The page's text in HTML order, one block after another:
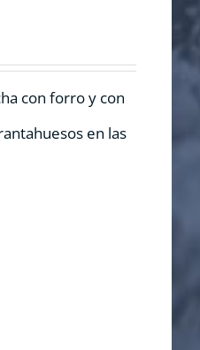
con forro y con
en las